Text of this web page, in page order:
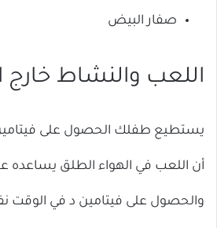
صفار البيض
اللعب والنشاط خارج
يستطيع طفلك الحصول على
أن اللعب في الهواء الطلق يساعده
والحصول على فيتامين د في الوقت